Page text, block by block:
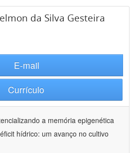
da Silva Gesteira
E-mail
Currículo
a memória epigenética
hídrico: um avanço no cultivo